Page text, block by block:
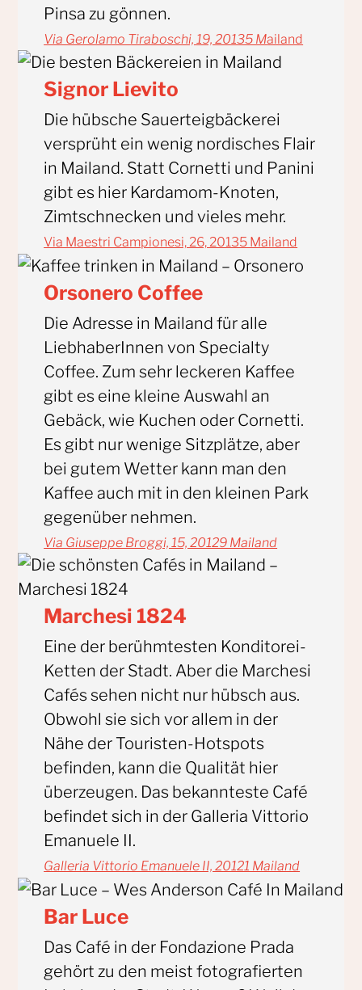
Pinsa zu gönnen.
Via Gerolamo Tiraboschi, 19, 20135 Mailand
Signor Lievito
Die hübsche Sauerteigbäckerei
versprüht ein wenig nordisches Flair
in Mailand. Statt Cornetti und Panini
gibt es hier Kardamom-Knoten,
Zimtschnecken und vieles mehr.
Via Maestri Campionesi, 26, 20135 Mailand
Orsonero Coffee
Die Adresse in Mailand für alle
LiebhaberInnen von Specialty
Coffee. Zum sehr leckeren Kaffee
gibt es eine kleine Auswahl an
Gebäck, wie Kuchen oder Cornetti.
Es gibt nur wenige Sitzplätze, aber
bei gutem Wetter kann man den
Kaffee auch mit in den kleinen Park
gegenüber nehmen.
Via Giuseppe Broggi, 15, 20129 Mailand
Marchesi 1824
Eine der berühmtesten Konditorei-
Ketten der Stadt. Aber die Marchesi
Cafés sehen nicht nur hübsch aus.
Obwohl sie sich vor allem in der
Nähe der Touristen-Hotspots
befinden, kann die Qualität hier
überzeugen. Das bekannteste Café
befindet sich in der Galleria Vittorio
Emanuele II.
Galleria Vittorio Emanuele II, 20121 Mailand
Bar Luce
Das Café in der Fondazione Prada
gehört zu den meist fotografierten